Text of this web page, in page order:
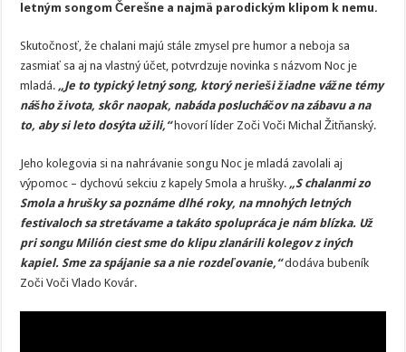
letným songom Čerešne a najmä parodickým klipom k nemu.
Skutočnosť, že chalani majú stále zmysel pre humor a neboja sa
zasmiať sa aj na vlastný účet, potvrdzuje novinka s názvom Noc je
mladá. „Je to typický letný song, ktorý nerieši žiadne vážne témy
nášho života, skôr naopak, nabáda poslucháčov na zábavu a na
to, aby si leto dosýta užili,“hovorí líder Zoči Voči Michal Žitňanský.
Jeho kolegovia si na nahrávanie songu Noc je mladá zavolali aj
výpomoc – dychovú sekciu z kapely Smola a hrušky. „S chalanmi zo
Smola a hrušky sa poznáme dlhé roky, na mnohých letných
festivaloch sa stretávame a takáto spolupráca je nám blízka. Už
pri songu Milión ciest sme do klipu zlanárili kolegov z iných
kapiel. Sme za spájanie sa a nie rozdeľovanie,“dodáva bubeník
Zoči Voči Vlado Kovár.